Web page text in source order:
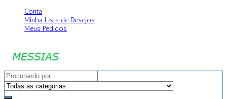
Conta
Minha Lista de Desejos
Meus Pedidos